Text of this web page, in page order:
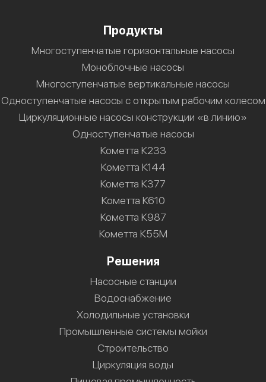
Продукты
Многоступенчатые горизонтальные насосы
Моноблочные насосы
Многоступенчатые вертикальные насосы
Одноступенчатые насосы с открытым рабочим колесом
Циркуляционные насосы конструкции «в линию»
Одноступенчатые насосы
Кометта К233
Кометта К144
Кометта К377
Кометта К610
Кометта К987
Кометта К55М
Решения
Насосные станции
Водоснабжение
Холодильные установки
Промышленные системы мойки
Строительство
Циркуляция воды